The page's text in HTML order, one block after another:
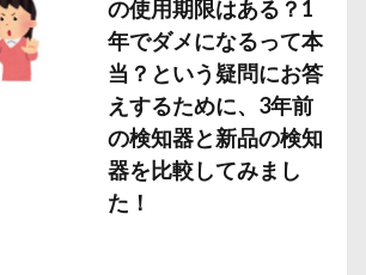
の使用期限はある？1
年でダメになるって本
当？という疑問にお答
えするために、3年前
の検知器と新品の検知
器を比較してみまし
た！